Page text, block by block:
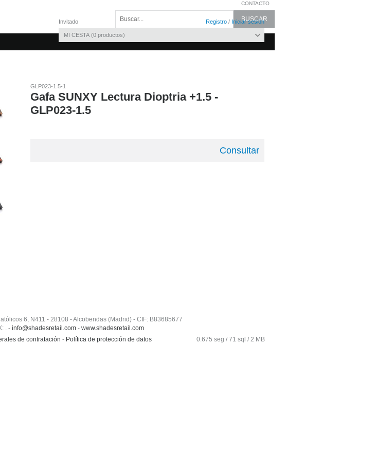
Invitado Registro / Iniciar sesión
MI CESTA 0 productos
CONTACTO
GLP023-1.5-1
Gafa SUNXY Lectura Dioptria +1.5 -
GLP023-1.5
Consultar
6, N411 - 28108 - Alcobendas (Madrid) - CIF: B83685677
. - info@shadesretail.com- www.shadesretail.com
de contratación - Política de protección de datos 0.675 seg /71 sql / 2 MB